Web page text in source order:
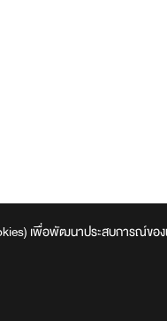
เพื่อพัฒนาประสบการณ์ข